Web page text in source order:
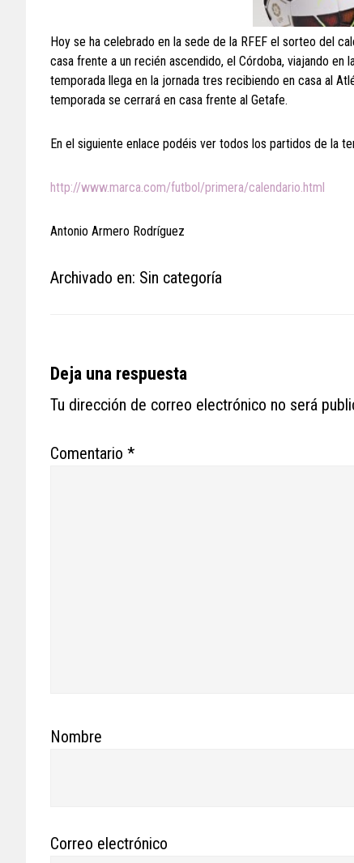
Hoy se ha celebrado en la sede de la RFEF el sorteo del
casa frente a un recién ascendido, el Córdoba, viajando en
temporada llega en la jornada tres recibiendo en casa al
temporada se cerrará en casa frente al Getafe.
En el siguiente enlace podéis ver todos los partidos de la
http://www.marca.com/futbol/primera/calendario.html
Antonio Armero Rodríguez
Archivado en: Sin categoría
Reader
Interactions
Deja una respuesta
Tu dirección de correo electrónico no será
Comentario *
Nombre
Correo electrónico